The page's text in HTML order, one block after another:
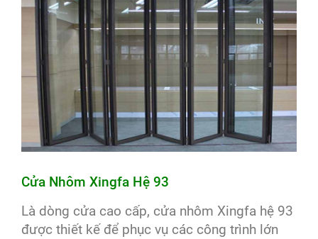
Cửa Nhôm Xingfa Hệ 93
Là dòng cửa cao cấp, cửa nhôm Xingfa hệ 93
được thiết kế để phục vụ các công trình lớn